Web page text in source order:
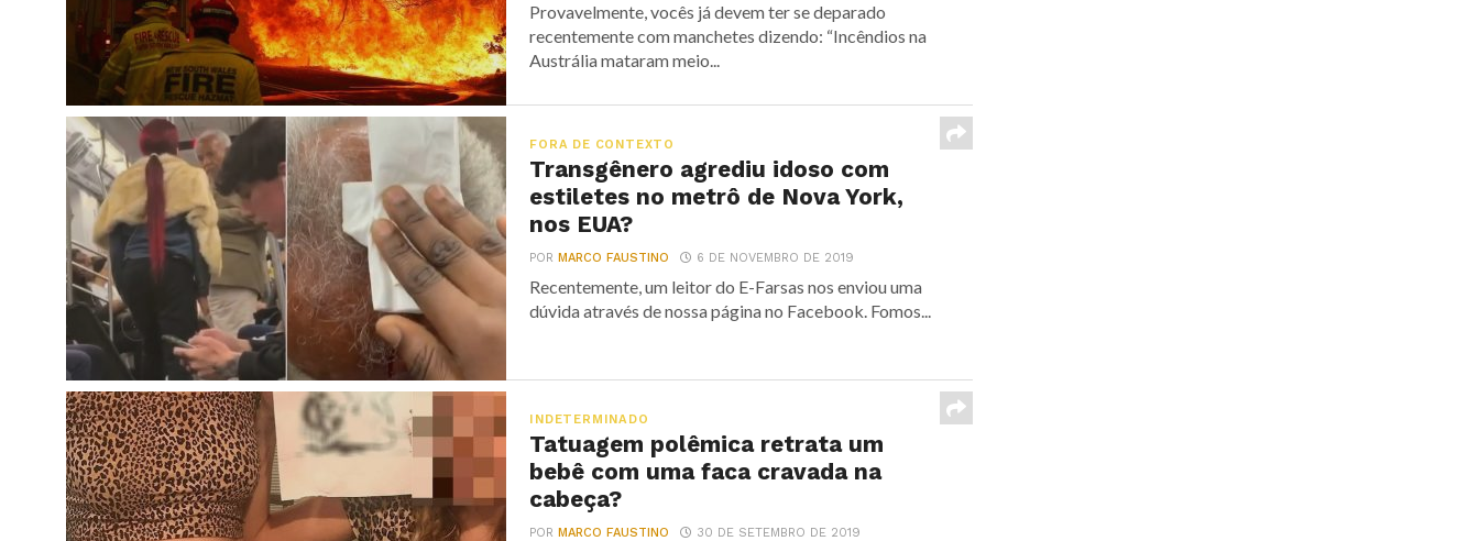
Provavelmente, vocês já devem ter se deparado
recentemente com manchetes dizendo: “Incêndios na
Austrália mataram meio...
FORA DE CONTEXTO
Transgênero agrediu idoso com
estiletes no metrô de Nova York,
nos EUA?
PORMARCO FAUSTINO 6 DE NOVEMBRO DE 2019
Recentemente, um leitor do E-Farsas nos enviou uma
dúvida através de nossa página no Facebook. Fomos...
INDETERMINADO
Tatuagem polêmica retrata um
bebê com uma faca cravada na
cabeça?
PORMARCO FAUSTINO 30 DE SETEMBRO DE 2019